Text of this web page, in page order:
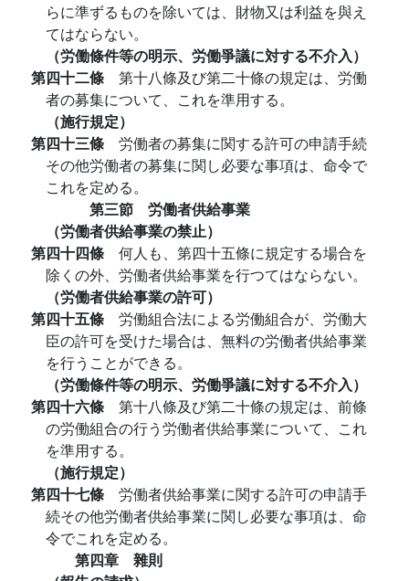
らに準ずるものを除いては、財物又は利益を與え
てはならない。
（労働條件等の明示、労働爭議に対する不介入）
第四十二條 第十八條及び第二十條の規定は、労働
者の募集について、これを準用する。
（施行規定）
第四十三條 労働者の募集に関する許可の申請手続
その他労働者の募集に関し必要な事項は、命令で
これを定める。
第三節 労働者供給事業
（労働者供給事業の禁止）
第四十四條 何人も、第四十五條に規定する場合を
除くの外、労働者供給事業を行つてはならない。
（労働者供給事業の許可）
第四十五條 労働組合法による労働組合が、労働大
臣の許可を受けた場合は、無料の労働者供給事業
を行うことができる。
（労働條件等の明示、労働爭議に対する不介入）
第四十六條 第十八條及び第二十條の規定は、前條
の労働組合の行う労働者供給事業について、これ
を準用する。
（施行規定）
第四十七條 労働者供給事業に関する許可の申請手
続その他労働者供給事業に関し必要な事項は、命
令でこれを定める。
第四章 雜則